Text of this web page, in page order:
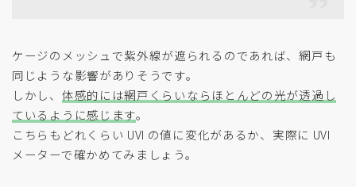
ケージのメッシュで紫外線が遮られるのであれば、網戸も
同じような影響がありそうです。
しかし、 体感的には網戸くらいならほとんどの光が透過し
ているように感じます。
こちらもどれくらい UVI の値に変化があるか、実際に UVI
メーターで確かめてみましょう。